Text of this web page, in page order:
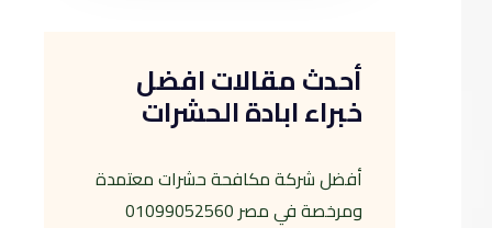
أحدث مقالات افضل
خبراء ابادة الحشرات
أفضل شركة مكافحة حشرات معتمدة
ومرخصة في مصر 01099052560